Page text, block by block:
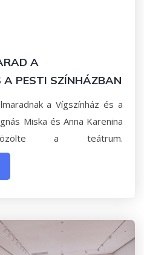
A
PESTI SZÍNHÁZBAN
a Vígszínház és a
Miska és Anna Karenina
a teátrum.